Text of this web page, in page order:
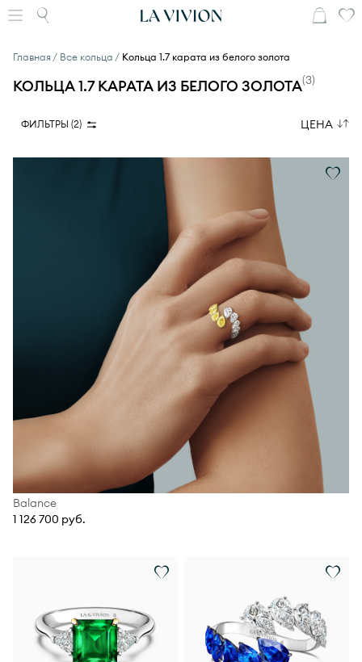
Главная Все кольца Кольца 1.7 карата из белого золота
КОЛЬЦА 1.7 КАРАТА ИЗ БЕЛОГО ЗОЛОТА(3)
ФИЛЬТРЫ (2) ЦЕНА
Balance
1 126 700 руб.